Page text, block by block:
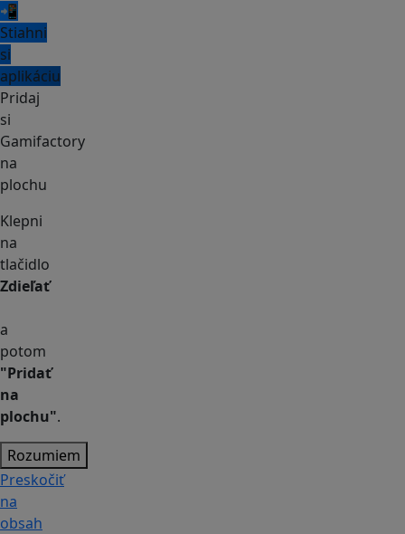
📲
Stiahni
si
aplikáciu
Pridaj
si
Gamifactory
na
plochu
Klepni
na
tlačidlo
Zdieľať
a
potom
"Pridať
na
plochu".
Rozumiem
Preskočiť
na
obsah